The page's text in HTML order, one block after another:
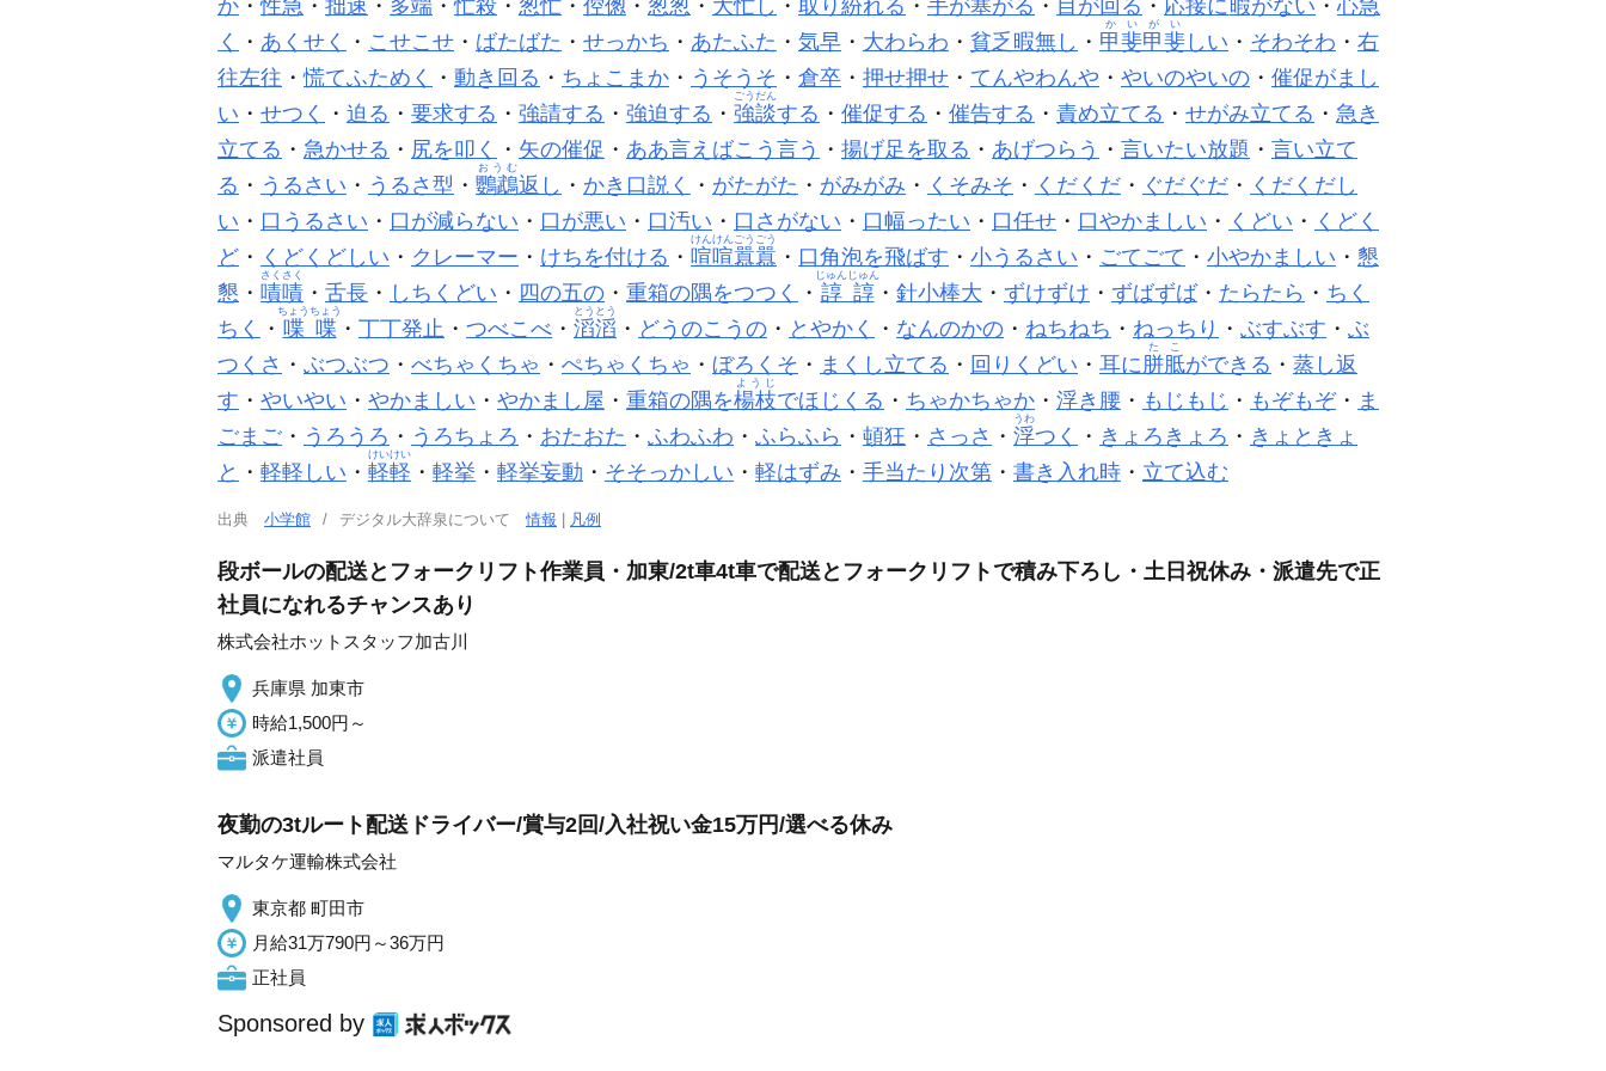
か ・性急 ・ 拙速 ・ 多端 ・忙殺 ・ 怱忙 ・ 倥偬 ・ 怱怱 ・ 大忙し ・ 取り紛れる ・ 手が塞がる ・ 目が回る ・ 応接に暇がない ・心急
く
・ あくせく ・ こせこせ ・ ばたばた ・ せっかち ・ あたふた ・ 気早 ・ 大わらわ ・ 貧乏暇無し ・ 甲斐甲斐
かいがい
しい ・ そわそわ ・ 右
往左往 ・慌てふためく ・ 動き回る ・ ちょこまか ・ うそうそ ・ 倉卒 ・ 押せ押せ ・ てんやわんや ・ やいのやいの ・ 催促がまし
い ・ せつく ・ 迫る ・ 要求する ・ 強請する ・ 強迫する ・ 強談
ごうだん
する ・ 催促する ・ 催告する ・ 責め立てる ・ せがみ立てる ・ 急き
立てる ・ 急かせる ・ 尻を叩く ・ 矢の催促 ・ ああ言えばこう言う ・ 揚げ足を取る ・ あげつらう ・ 言いたい放題 ・ 言い立て
る ・ うるさい ・ うるさ型 ・ 鸚鵡
おうむ
返し ・ かき口説く ・ がたがた ・ がみがみ ・ くそみそ ・ くだくだ ・ ぐだぐだ ・ くだくだし
い ・ 口うるさい ・ 口が減らない ・ 口が悪い ・ 口汚い ・ 口さがない ・ 口幅ったい ・ 口任せ ・ 口やかましい ・ くどい ・ くどく
ど ・ くどくどしい ・ クレーマー ・ けちを付ける ・ 喧喧囂囂
けんけんごうごう
・ 口角泡を飛ばす ・ 小うるさい ・ ごてごて ・ 小やかましい ・ 懇
懇 ・ 嘖嘖
さくさく
・ 舌長 ・ しちくどい ・ 四の五の ・ 重箱の隅をつつく ・ 諄諄
じゅんじゅん
・ 針小棒大 ・ ずけずけ ・ ずばずば・ たらたら ・ ちく
ちく
・ 喋喋
ちょうちょう
・ 丁丁発止 ・ つべこべ ・ 滔滔
とうとう
・ どうのこうの ・ とやかく ・ なんのかの ・ ねちねち ・ ねっちり ・ ぶすぶす ・ ぶ
つくさ ・ ぶつぶつ ・ べちゃくちゃ ・ ぺちゃくちゃ ・ ぼろくそ ・ まくし立てる ・ 回りくどい ・ 耳に胼胝
たこ
ができる ・ 蒸し返
す ・ やいやい ・ やかましい ・ やかまし屋 ・ 重箱の隅を楊枝
ようじ
でほじくる ・ ちゃかちゃか ・ 浮き腰 ・ もじもじ ・ もぞもぞ・ ま
ごまご ・ うろうろ ・ うろちょろ ・ おたおた ・ ふわふわ ・ ふらふら ・ 頓狂 ・ さっさ ・ 浮
うわ
つく ・ きょろきょろ ・ きょときょ
と ・ 軽軽しい ・ 軽軽
けいけい
・ 軽挙 ・ 軽挙妄動 ・ そそっかしい ・ 軽はずみ ・ 手当たり次第 ・ 書き入れ時 ・ 立て込む
出典 小学館 デジタル大辞泉について情報 凡例
段ボールの配送とフォークリフト作業員・加東/2t車4t車で配送とフォークリフトで積み下ろし・土日祝休み・派遣先で正
社員になれるチャンスあり
株式会社ホットスタッフ加古川
兵庫県 加東市
時給1,500円～
派遣社員
夜勤の3tルート配送ドライバー/賞与2回/入社祝い金15万円/選べる休み
マルタケ運輸株式会社
東京都 町田市
月給31万790円～36万円
正社員
Sponsored by